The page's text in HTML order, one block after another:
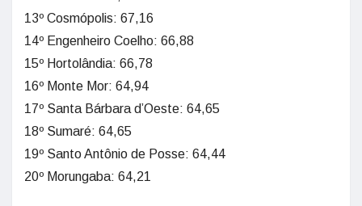
13º Cosmópolis: 67,16
14º Engenheiro Coelho: 66,88
15º Hortolândia: 66,78
16º Monte Mor: 64,94
17º Santa Bárbara d’Oeste: 64,65
18º Sumaré: 64,65
19º Santo Antônio de Posse: 64,44
20º Morungaba: 64,21